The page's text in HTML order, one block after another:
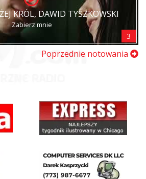
KRÓL, DAWID TYSZKOWSKI
Zabierz mnie
3
Poprzednie notowania